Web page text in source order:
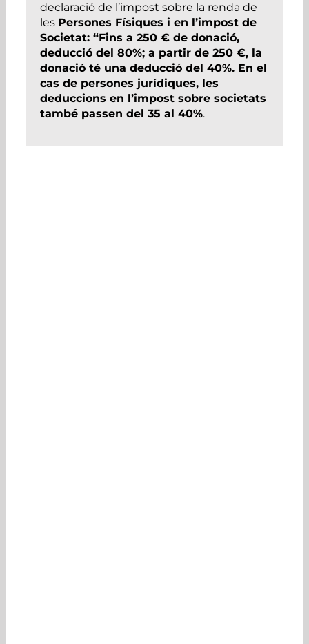
declaració de l’impost sobre la renda de
les Persones Físiques i en l’impost de
Societat: “Fins a 250 € de donació,
deducció del 80%; a partir de 250 €, la
donació té una deducció del 40%. En el
cas de persones jurídiques, les
deduccions en l’impost sobre societats
també passen del 35 al 40%.